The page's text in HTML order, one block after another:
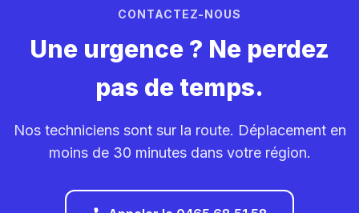
CONTACTEZ-NOUS
Une urgence ? Ne perdez
pas de temps.
Nos techniciens sont sur la route. Déplacement en
moins de 30 minutes dans votre région.